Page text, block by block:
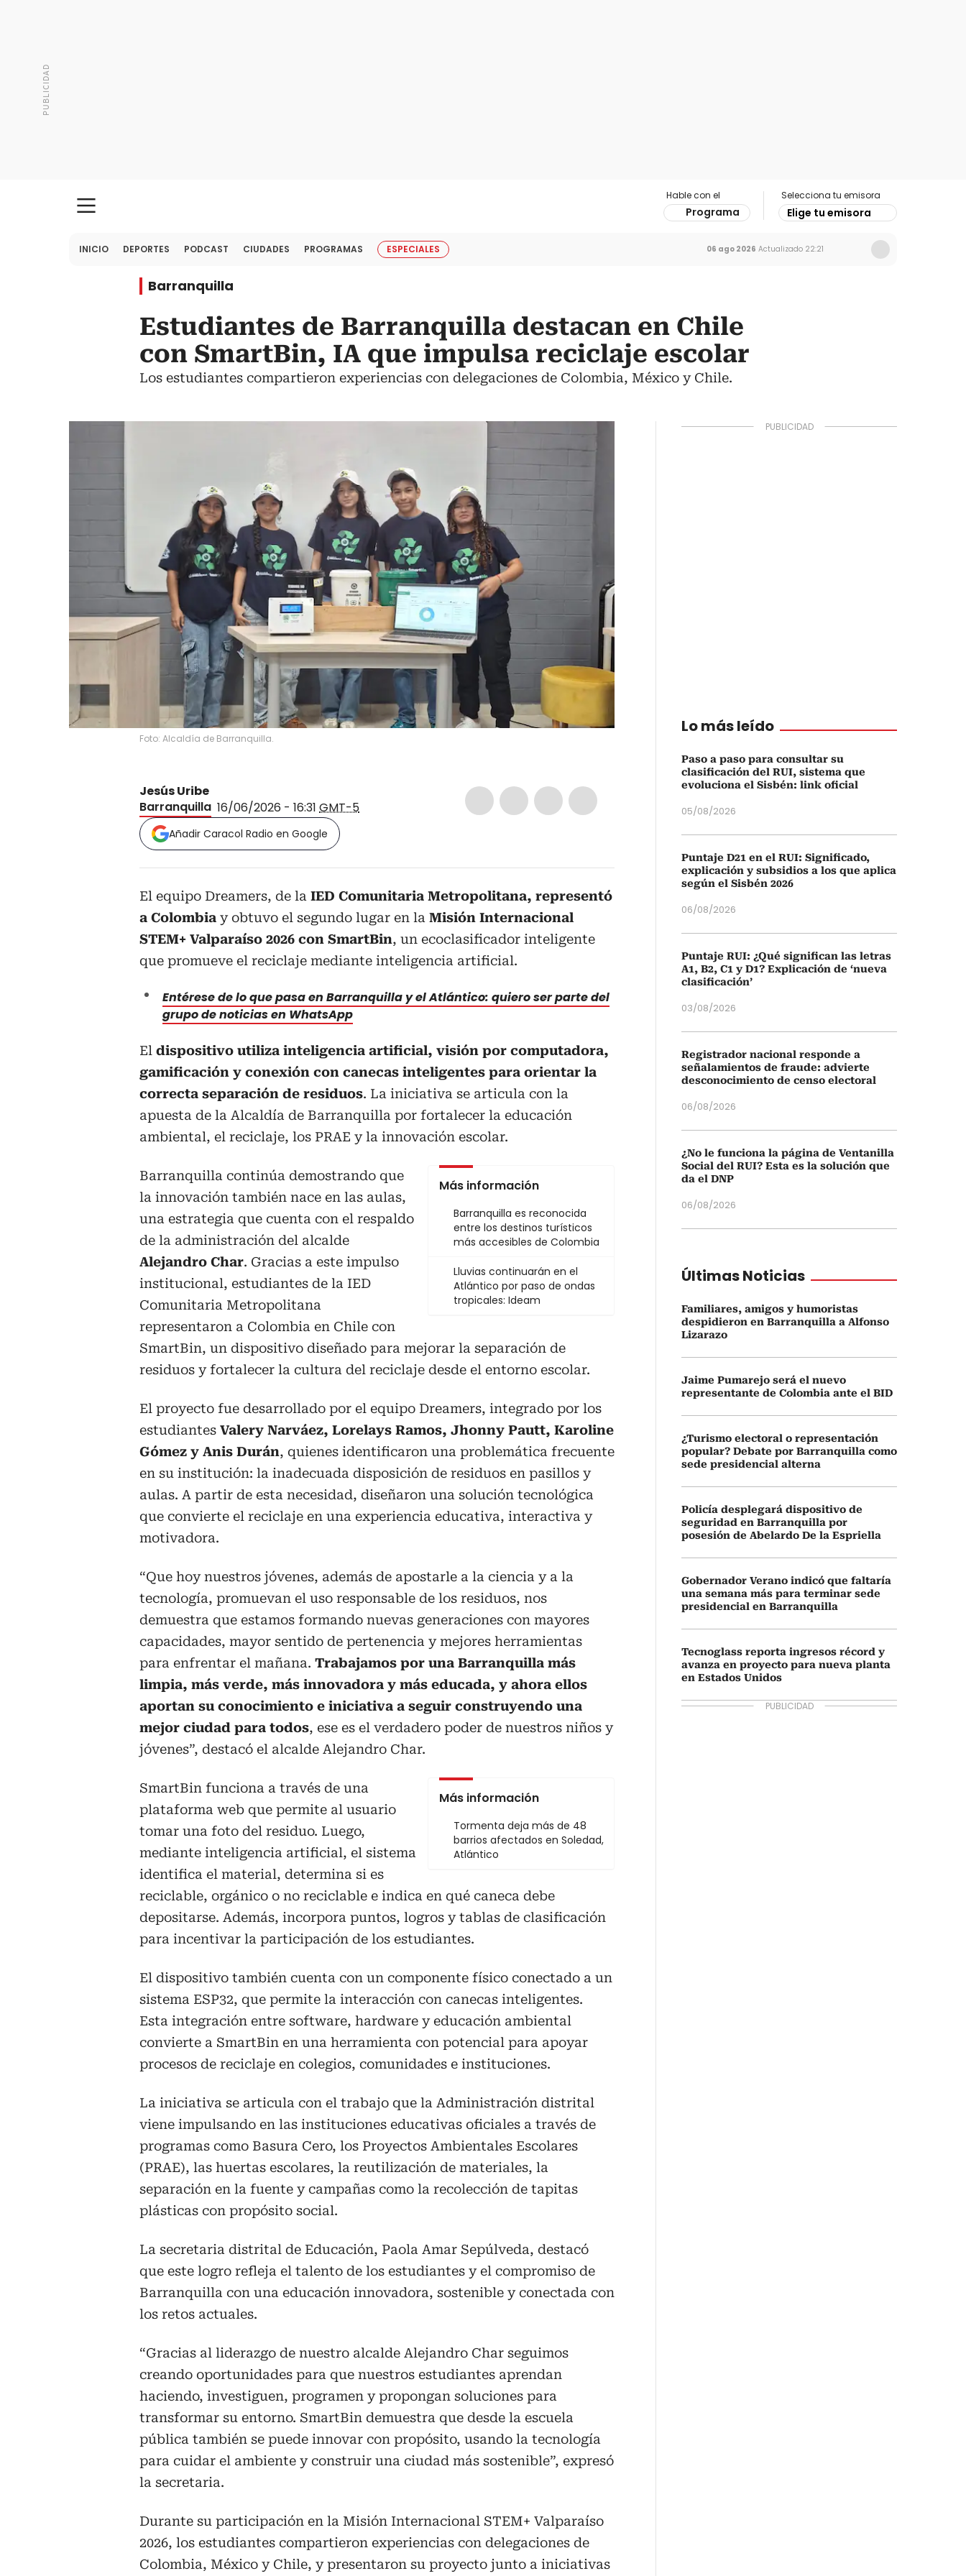
Hable con el
Programa
Selecciona tu emisora
Elige tu emisora
INICIO DEPORTES PODCAST CIUDADES PROGRAMAS ESPECIALES 06 ago 2026 Actualizado 22:21
Barranquilla
Estudiantes de Barranquilla destacan en Chile
con SmartBin, IA que impulsa reciclaje escolar
Los estudiantes compartieron experiencias con delegaciones de Colombia, México y Chile.
Foto: Alcaldía de Barranquilla.
Jesús Uribe
Barranquilla 16/06/2026 - 16:31 GMT-5
Añadir Caracol Radio en Google
El equipo Dreamers, de la IED Comunitaria Metropolitana, representó
a Colombia y obtuvo el segundo lugar en la Misión Internacional
STEM+ Valparaíso 2026 con SmartBin, un ecoclasificador inteligente
que promueve el reciclaje mediante inteligencia artificial.
Entérese de lo que pasa en Barranquilla y el Atlántico: quiero ser parte del
grupo de noticias en WhatsApp
El dispositivo utiliza inteligencia artificial, visión por computadora,
gamificación y conexión con canecas inteligentes para orientar la
correcta separación de residuos. La iniciativa se articula con la
apuesta de la Alcaldía de Barranquilla por fortalecer la educación
ambiental, el reciclaje, los PRAE y la innovación escolar.
Más información
Barranquilla es reconocida
entre los destinos turísticos
más accesibles de Colombia
Lluvias continuarán en el
Atlántico por paso de ondas
tropicales: Ideam
Barranquilla continúa demostrando que
la innovación también nace en las aulas,
una estrategia que cuenta con el respaldo
de la administración del alcalde
Alejandro Char. Gracias a este impulso
institucional, estudiantes de la IED
Comunitaria Metropolitana
representaron a Colombia en Chile con
SmartBin, un dispositivo diseñado para mejorar la separación de
residuos y fortalecer la cultura del reciclaje desde el entorno escolar.
El proyecto fue desarrollado por el equipo Dreamers, integrado por los
estudiantes Valery Narváez, Lorelays Ramos, Jhonny Pautt, Karoline
Gómez y Anis Durán, quienes identificaron una problemática frecuente
en su institución: la inadecuada disposición de residuos en pasillos y
aulas. A partir de esta necesidad, diseñaron una solución tecnológica
que convierte el reciclaje en una experiencia educativa, interactiva y
motivadora.
“Que hoy nuestros jóvenes, además de apostarle a la ciencia y a la
tecnología, promuevan el uso responsable de los residuos, nos
demuestra que estamos formando nuevas generaciones con mayores
capacidades, mayor sentido de pertenencia y mejores herramientas
para enfrentar el mañana. Trabajamos por una Barranquilla más
limpia, más verde, más innovadora y más educada, y ahora ellos
aportan su conocimiento e iniciativa a seguir construyendo una
mejor ciudad para todos, ese es el verdadero poder de nuestros niños y
jóvenes”, destacó el alcalde Alejandro Char.
Más información
Tormenta deja más de 48
barrios afectados en Soledad,
Atlántico
SmartBin funciona a través de una
plataforma web que permite al usuario
tomar una foto del residuo. Luego,
mediante inteligencia artificial, el sistema
identifica el material, determina si es
reciclable, orgánico o no reciclable e indica en qué caneca debe
depositarse. Además, incorpora puntos, logros y tablas de clasificación
para incentivar la participación de los estudiantes.
El dispositivo también cuenta con un componente físico conectado a un
sistema ESP32, que permite la interacción con canecas inteligentes.
Esta integración entre software, hardware y educación ambiental
convierte a SmartBin en una herramienta con potencial para apoyar
procesos de reciclaje en colegios, comunidades e instituciones.
La iniciativa se articula con el trabajo que la Administración distrital
viene impulsando en las instituciones educativas oficiales a través de
programas como Basura Cero, los Proyectos Ambientales Escolares
(PRAE), las huertas escolares, la reutilización de materiales, la
separación en la fuente y campañas como la recolección de tapitas
plásticas con propósito social.
La secretaria distrital de Educación, Paola Amar Sepúlveda, destacó
que este logro refleja el talento de los estudiantes y el compromiso de
Barranquilla con una educación innovadora, sostenible y conectada con
los retos actuales.
“Gracias al liderazgo de nuestro alcalde Alejandro Char seguimos
creando oportunidades para que nuestros estudiantes aprendan
haciendo, investiguen, programen y propongan soluciones para
transformar su entorno. SmartBin demuestra que desde la escuela
pública también se puede innovar con propósito, usando la tecnología
para cuidar el ambiente y construir una ciudad más sostenible”, expresó
la secretaria.
Durante su participación en la Misión Internacional STEM+ Valparaíso
2026, los estudiantes compartieron experiencias con delegaciones de
Colombia, México y Chile, y presentaron su proyecto junto a iniciativas
Lo más leído
Paso a paso para consultar su
clasificación del RUI, sistema que
evoluciona el Sisbén: link oficial
05/08/2026
Puntaje D21 en el RUI: Significado,
explicación y subsidios a los que aplica
según el Sisbén 2026
06/08/2026
Puntaje RUI: ¿Qué significan las letras
A1, B2, C1 y D1? Explicación de ‘nueva
clasificación’
03/08/2026
Registrador nacional responde a
señalamientos de fraude: advierte
desconocimiento de censo electoral
06/08/2026
¿No le funciona la página de Ventanilla
Social del RUI? Esta es la solución que
da el DNP
06/08/2026
Últimas Noticias
Familiares, amigos y humoristas
despidieron en Barranquilla a Alfonso
Lizarazo
Jaime Pumarejo será el nuevo
representante de Colombia ante el BID
¿Turismo electoral o representación
popular? Debate por Barranquilla como
sede presidencial alterna
Policía desplegará dispositivo de
seguridad en Barranquilla por
posesión de Abelardo De la Espriella
Gobernador Verano indicó que faltaría
una semana más para terminar sede
presidencial en Barranquilla
Tecnoglass reporta ingresos récord y
avanza en proyecto para nueva planta
en Estados Unidos